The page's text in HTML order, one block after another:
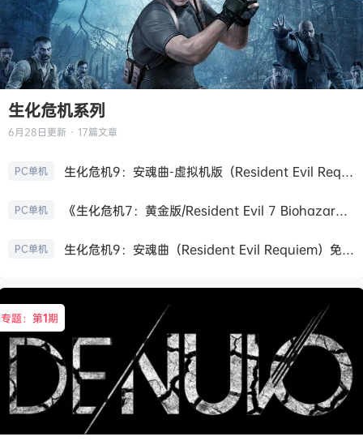
生化危机系列
6月28日更新 · 17篇文章
PC单机 生化危机9：安魂曲-虚拟机版（Resident Evil Requiem HYPERVISOR）免安装中文版
PC单机 《生化危机7：黄金版/Resident Evil 7 Biohazard》免安装中文版
PC单机 生化危机9：安魂曲（Resident Evil Requiem）免安装中文版
专题：第1期